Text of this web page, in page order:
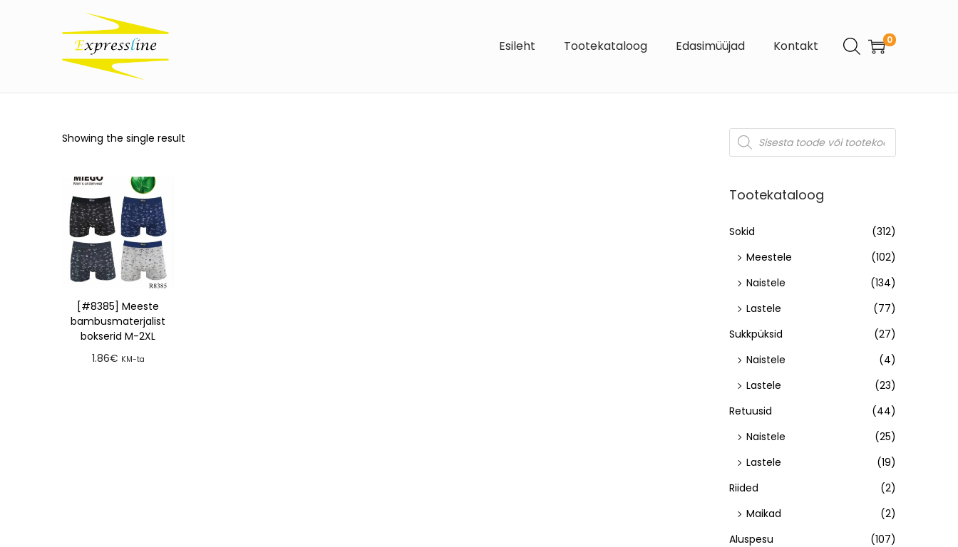
Esileht Tootekataloog Edasimüüjad Kontakt 0
Showing the single result
[#8385] Meeste
bambusmaterjalist
bokserid M-2XL
1.86€ KM-ta
Tootekataloog
Sokid
(312)
Meestele
(102)
Naistele
(134)
Lastele
(77)
Sukkpüksid
(27)
Naistele
(4)
Lastele
(23)
Retuusid
(44)
Naistele
(25)
Lastele
(19)
Riided
(2)
Maikad
(2)
Aluspesu
(107)